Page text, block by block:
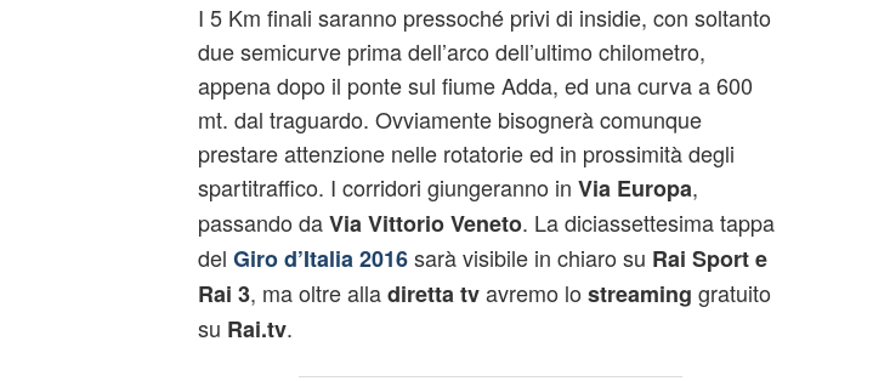
I 5 Km finali saranno pressoché privi di insidie, con soltanto
due semicurve prima dell’arco dell’ultimo chilometro,
appena dopo il ponte sul fiume Adda, ed una curva a 600
mt. dal traguardo. Ovviamente bisognerà comunque
prestare attenzione nelle rotatorie ed in prossimità degli
spartitraffico. I corridori giungeranno in Via Europa,
passando daVia Vittorio Veneto. La diciassettesima tappa
del Giro d’Italia 2016sarà visibile in chiaro su Rai Sport e
Rai 3, ma oltre alladiretta tvavremo lo streaming gratuito
su Rai.tv.